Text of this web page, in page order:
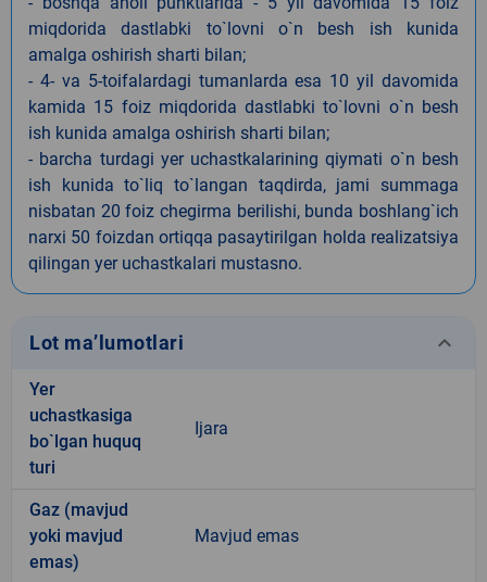
miqdorida dastlabki to`lovni o`n besh ish kunida
amalga oshirish sharti bilan;
- 4- va 5-toifalardagi tumanlarda esa 10 yil davomida
kamida 15 foiz miqdorida dastlabki to`lovni o`n besh
ish kunida amalga oshirish sharti bilan;
- barcha turdagi yer uchastkalarining qiymati o`n besh
ish kunida to`liq to`langan taqdirda, jami summaga
nisbatan 20 foiz chegirma berilishi, bunda boshlang`ich
narxi 50 foizdan ortiqqa pasaytirilgan holda realizatsiya
qilingan yer uchastkalari mustasno.
Lot ma’lumotlari keyboard_arrow_down
Yer
uchastkasiga
bo`lgan huquq
turi
Ijara
Gaz (mavjud
yoki mavjud
emas)
Mavjud emas